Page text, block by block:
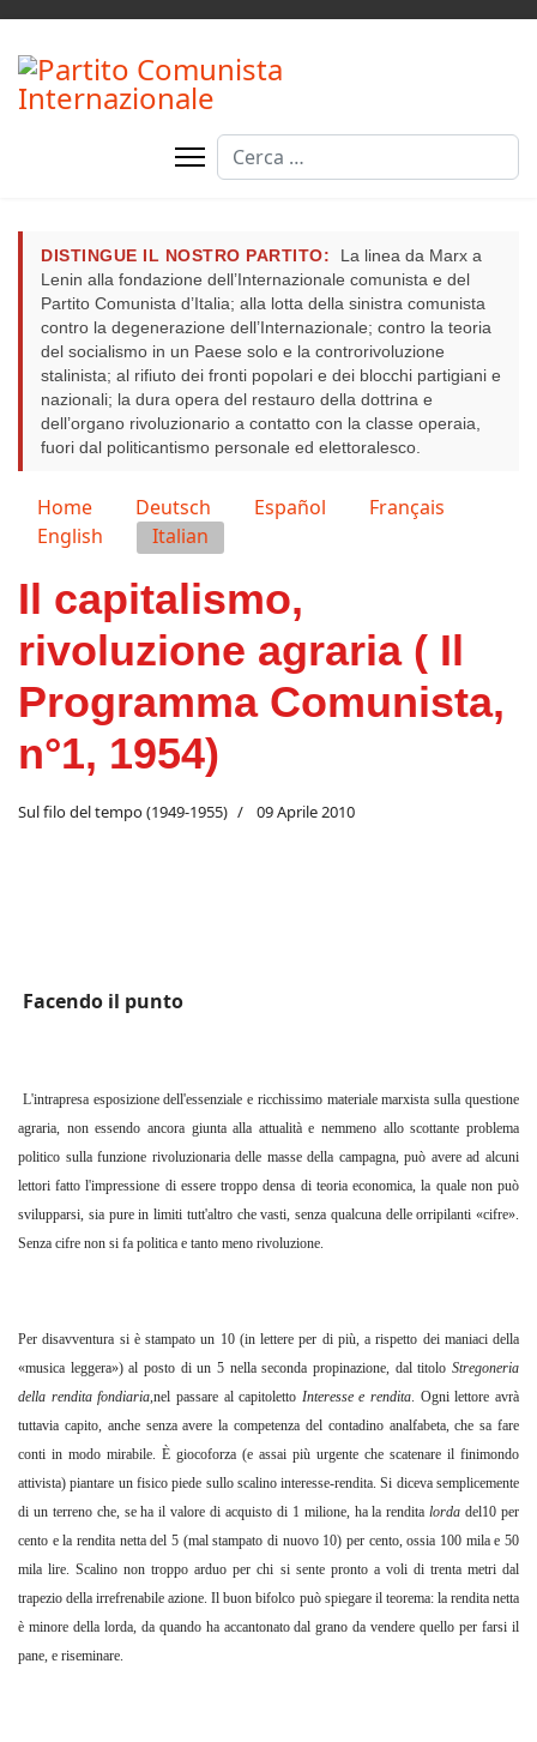
Cerca
DISTINGUE IL NOSTRO PARTITO:
La linea da Marx a
Lenin alla fondazione dell’Internazionale comunista e del
Partito Comunista d’Italia; alla lotta della sinistra comunista
contro la degenerazione dell’Internazionale; contro la teoria
del socialismo in un Paese solo e la controrivoluzione
stalinista; al rifiuto dei fronti popolari e dei blocchi partigiani e
nazionali; la dura opera del restauro della dottrina e
dell’organo rivoluzionario a contatto con la classe operaia,
fuori dal politicantismo personale ed elettoralesco.
Seleziona la tua lingua
Home Deutsch Español
Français
English
Italian
Il capitalismo,
rivoluzione agraria ( Il
Programma Comunista,
n°1, 1954)
Sul filo del tempo (1949-1955) 09 Aprile 2010
Facendo il punto
L'intrapresa esposizione dell'essenziale e ricchissimo materiale marxista sulla questione
agraria, non essendo ancora giunta alla attualità e nemmeno allo scottante problema
politico sulla funzione rivoluzionaria delle masse della campagna, può avere ad alcuni
lettori fatto l'impressione di essere troppo densa di teoria economica, la quale non può
svilupparsi, sia pure in limiti tutt'altro che vasti, senza qualcuna delle orripilanti «cifre».
Senza cifre non si fa politica e tanto meno rivoluzione.
Per disavventura si è stampato un 10 (in lettere per di più, a rispetto dei maniaci della
«musica leggera») al posto di un 5 nella seconda propinazione, dal titolo Stregoneria
della rendita fondiaria,nel passare al capitoletto Interesse e rendita. Ogni lettore avrà
tuttavia capito, anche senza avere la competenza del contadino analfabeta, che sa fare
conti in modo mirabile. È giocoforza (e assai più urgente che scatenare il finimondo
attivista) piantare un fisico piede sullo scalino interesse-rendita. Si diceva semplicemente
di un terreno che, se ha il valore di acquisto di 1 milione, ha la renditalordadel10 per
cento e la rendita netta del 5 (mal stampato di nuovo 10) per cento, ossia 100 mila e 50
mila lire. Scalino non troppo arduo per chi si sente pronto a voli di trenta metri dal
trapezio della irrefrenabile azione. Il buon bifolco può spiegare il teorema: la rendita netta
è minore della lorda, da quando ha accantonato dal grano da vendere quello per farsi il
pane, e riseminare.